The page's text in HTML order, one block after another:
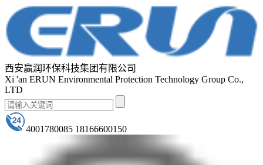
西安赢润环保科技集团有限公司
Xi 'an ERUN Environmental Protection Technology Group Co.,
LTD
4001780085 18166600150